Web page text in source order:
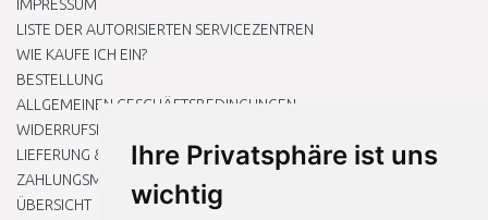
Ihre Privatsphäre ist uns
wichtig
IMPRESSUM
LISTE DER AUTORISIERTEN SERVICEZENTREN
WIE KAUFE ICH EIN?
BESTELLUNG
ALLGEMEINEN GESCHÄFTSBEDINGUNGEN
WIDERRUFSRECHT
LIEFERUNG & ZAHLUNG
ZAHLUNGSMETHODEN
ÜBERSICHT